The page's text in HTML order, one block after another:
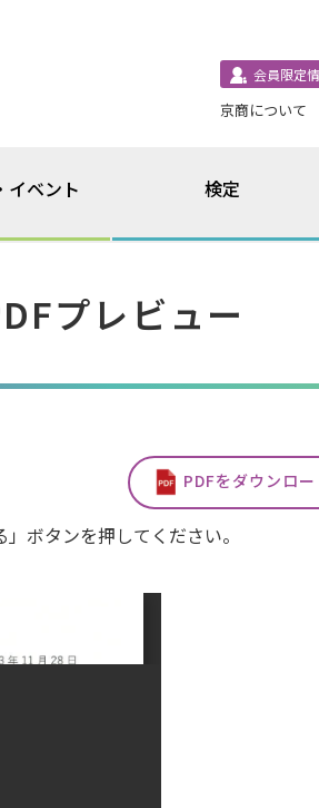
会員限定
京商について
イベント 検定
プレビュー
PDFをダウンロー
ボタンを押してください。